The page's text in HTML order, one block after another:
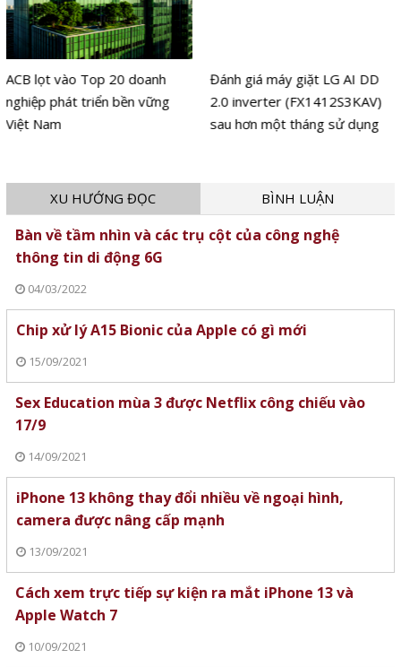
ACB lọt vào Top 20 doanh
nghiệp phát triển bền vững
Việt Nam
Đánh giá máy giặt LG AI DD
2.0 inverter (FX1412S3KAV)
sau hơn một tháng sử dụng
XU HƯỚNG ĐỌC BÌNH LUẬN
Bàn về tầm nhìn và các trụ cột của công nghệ
thông tin di động 6G
04/03/2022
Chip xử lý A15 Bionic của Apple có gì mới
15/09/2021
Sex Education mùa 3 được Netflix công chiếu vào
17/9
14/09/2021
iPhone 13 không thay đổi nhiều về ngoại hình,
camera được nâng cấp mạnh
13/09/2021
Cách xem trực tiếp sự kiện ra mắt iPhone 13 và
Apple Watch 7
10/09/2021